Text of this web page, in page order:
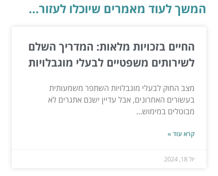
המשך לעוד מאמרים שיוכלו לעזור...
החיים בזכויות מלאות: המדריך השלם
לשירותים משפטיים לבעלי מוגבלויות
מצב החוק לבעלי מוגבלויות השתפר משמעותית
בעשורים האחרונים, אבל עדיין ישנם אתגרים לא
מבוטלים במימוש...
קרא עוד »
יול 18, 2024